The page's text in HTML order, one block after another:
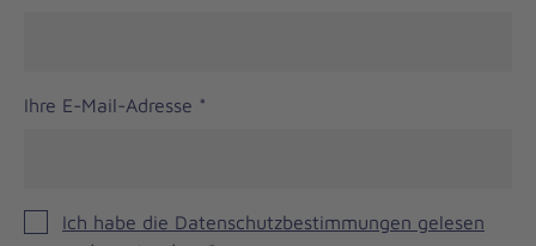
Ihre E-Mail-Adresse *
Ich habe die Datenschutzbestimmungen gelesen